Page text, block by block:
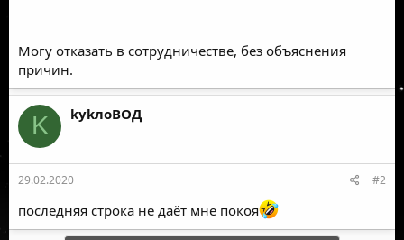
Могу отказать в сотрудничестве, без объяснения
причин.
K kykлоВОД
29.02.2020 #2
последняя строка не даёт мне покоя